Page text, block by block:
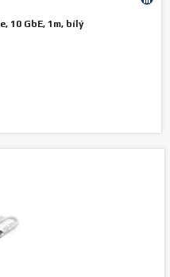
10 GbE, 1m, bílý